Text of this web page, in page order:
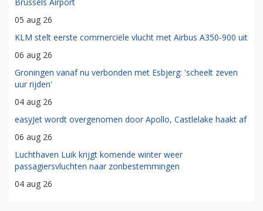
Brussels Airport
05 aug 26
KLM stelt eerste commerciële vlucht met Airbus A350-900 uit
06 aug 26
Groningen vanaf nu verbonden met Esbjerg: 'scheelt zeven
uur rijden'
04 aug 26
easyJet wordt overgenomen door Apollo, Castlelake haakt af
06 aug 26
Luchthaven Luik krijgt komende winter weer
passagiersvluchten naar zonbestemmingen
04 aug 26